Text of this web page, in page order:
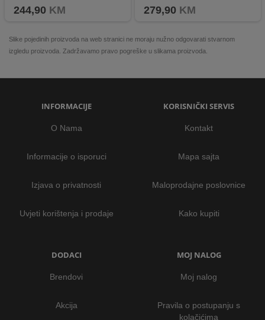
244,90 KM 279,90 KM
Slike pojedinih proizvoda na web stranici ne moraju nužno odgovarati stvarnom
izgledu proizvoda. Zadržavamo pravo pogreške u slikama proizvoda.
INFORMACIJE
O Nama
Informacije o isporuci
Izjava o privatnosti
Uvjeti korištenja i prodaje
KORISNIČKI SERVIS
Kontakt
Mapa sajta
Maloprodajne poslovnice
Kako kupiti
DODACI
Brendovi
Akcija
MOJ NALOG
Moj nalog
Pravila o postupanju s
kolačićima